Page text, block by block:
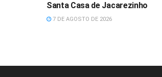
Santa Casa de Jacarezinho
7 DE AGOSTO DE 2026